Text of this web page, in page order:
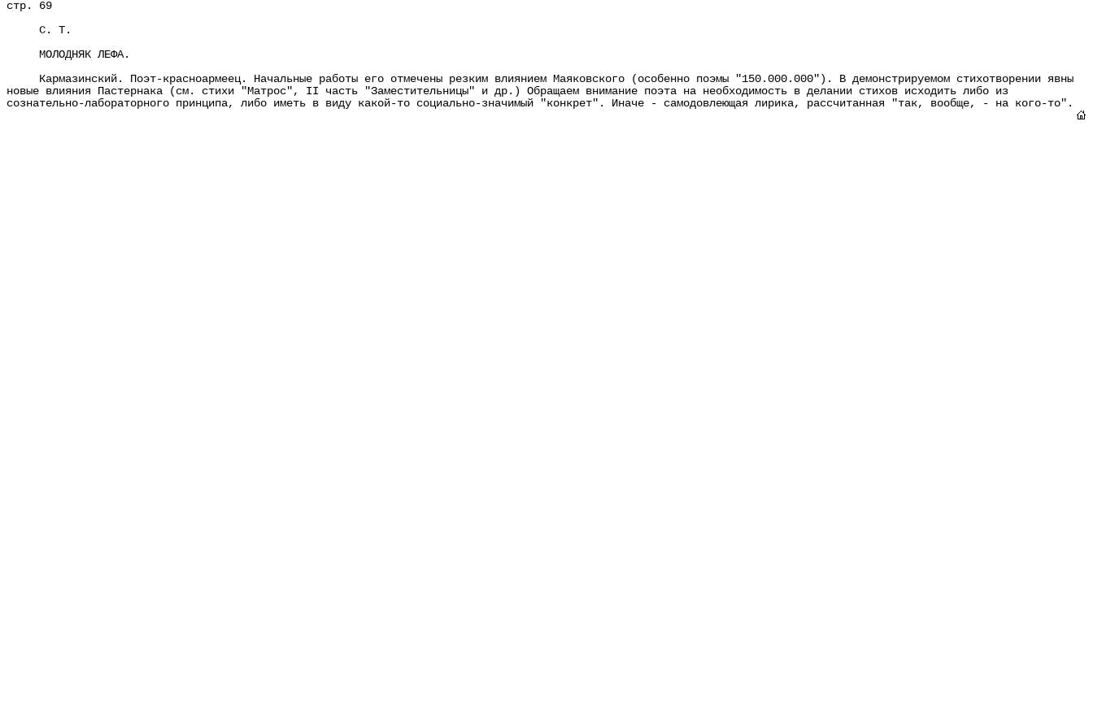
стр. 69
С. Т.
МОЛОДНЯК ЛЕФА.
Кармазинский. Поэт-красноармеец. Начальные работы его отмечены резким влиянием Маяковского (особенно поэмы "150.000.000"). В демонстрируемом стихотворении явны
новые влияния Пастернака (см. стихи "Матрос", II часть "Заместительницы" и др.) Обращаем внимание поэта на необходимость в делании стихов исходить либо из
сознательно-лабораторного принципа, либо иметь в виду какой-то социально-значимый "конкрет". Иначе - самодовлеющая лирика, рассчитанная "так, вообще, - на кого-то".